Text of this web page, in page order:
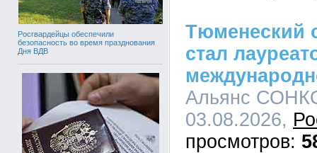
Росгвардейцы обеспечили
безопасность во время празднования
Дня ВДВ
Тюменеский
стал
Альянс
03.08.2026,